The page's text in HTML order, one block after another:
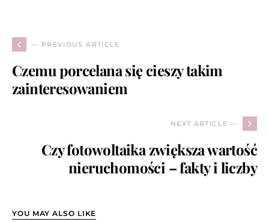
— PREVIOUS ARTICLE
Czemu porcelana się cieszy takim
zainteresowaniem
NEXT ARTICLE —
Czy fotowoltaika zwiększa wartość
nieruchomości – fakty i liczby
YOU MAY ALSO LIKE